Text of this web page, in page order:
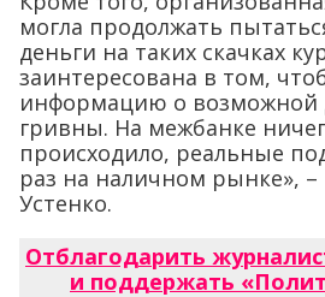
могла продолжать
деньги на таких скачках
заинтересована в том,
информацию о возможной
гривны. На межбанке
происходило, реальные
раз на наличном рынке», –
Устенко.
Отблагодарить
и поддержать